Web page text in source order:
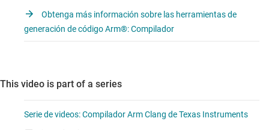
Obtenga más información sobre las herramientas de
generación de código Arm®: Compilador
This video is part of a series
Serie de videos: Compilador Arm Clang de Texas Instruments